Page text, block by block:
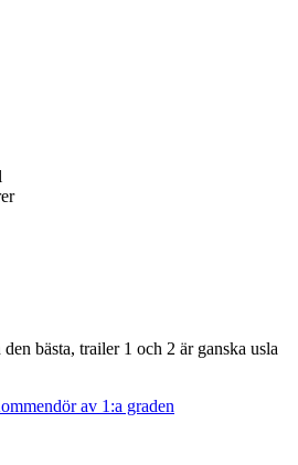
bästa, trailer 1 och 2 är ganska usla